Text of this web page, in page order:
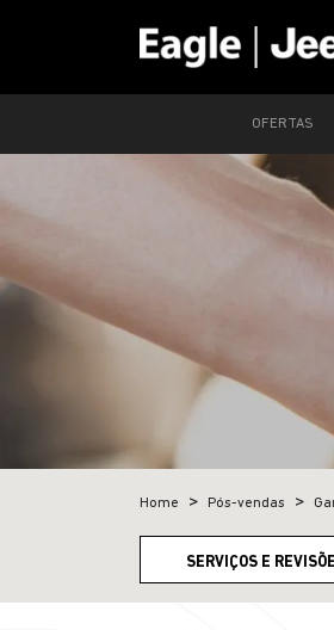
OFERTAS
Home Pós-vendas
SERVIÇOS E